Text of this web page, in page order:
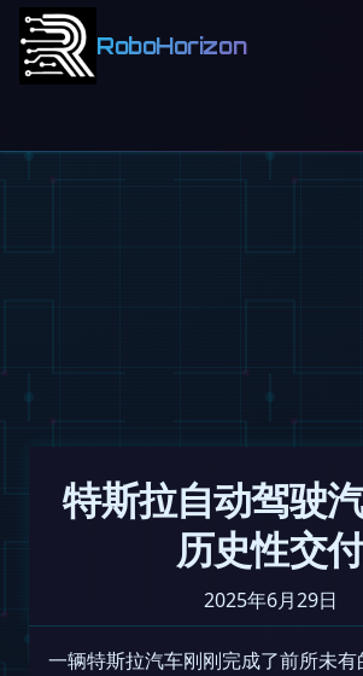
RoboHorizon
特斯拉自动驾驶
历史性交付
2025年6月29日
一辆特斯拉汽车刚刚完成了前所未